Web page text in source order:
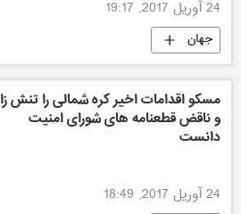
24 آوریل 2017, 19:17
جهان
مسکو اقدامات اخیر کره شمالی را تنش زا
و ناقض قطعنامه های شورای امنیت
دانست
24 آوریل 2017, 18:49